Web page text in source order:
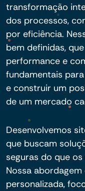
transformação
dos processos,
por eficiência.
bem definidas,
performance e
fundamentais
e construir um
de um mercado
Desenvolvemos
que buscam
seguras do que
Nossa
personalizada,